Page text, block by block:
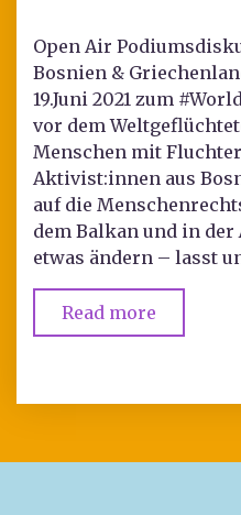
Open Air
Bosnien &
19.Juni 2021 zum
vor dem
Menschen mit
Aktivist:innen aus
auf die
dem Balkan und in
etwas ändern – lasst
Read more